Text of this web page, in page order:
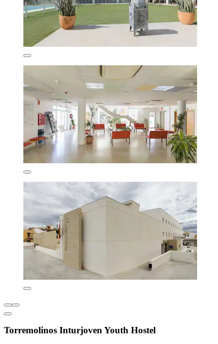
Torremolinos Inturjoven Youth Hostel